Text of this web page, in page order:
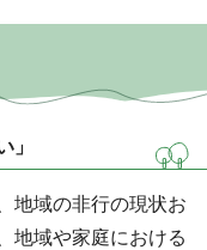
」
地域の非行の現状お
地域や家庭における